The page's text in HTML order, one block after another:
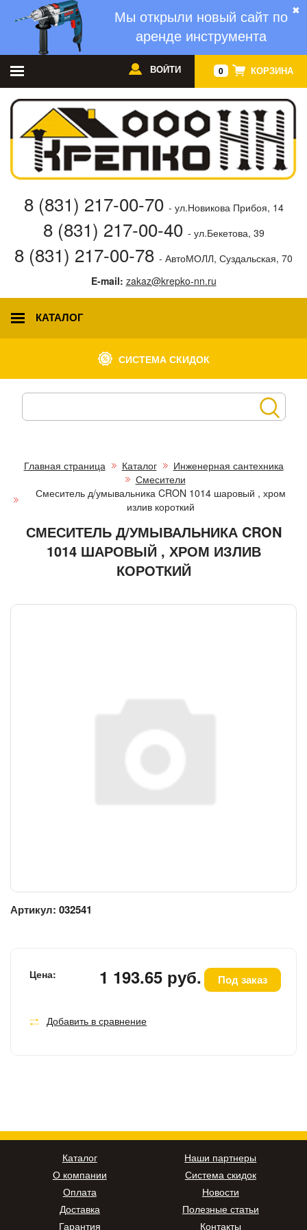
✖
Мы открыли новый сайт по
аренде инструмента
0 КОРЗИНА
ВОЙТИ
8 (831) 217-00-70 - ул.Новикова Прибоя, 14
8 (831) 217-00-40 - ул.Бекетова, 39
8 (831) 217-00-78 - АвтоМОЛЛ, Суздальская, 70
E-mail: zakaz@krepko-nn.ru
КАТАЛОГ
СИСТЕМА СКИДОК
Главная страница Каталог
Инженерная сантехника
Смесители
Смеситель д/умывальника CRON 1014 шаровый , хром
излив короткий
СМЕСИТЕЛЬ Д/УМЫВАЛЬНИКА CRON
1014 ШАРОВЫЙ , ХРОМ ИЗЛИВ
КОРОТКИЙ
Артикул: 032541
Цена: 1 193.65 руб. Под заказ
Добавить в сравнение
Каталог
О компании
Оплата
Доставка
Гарантия
Наши партнеры
Система скидок
Новости
Полезные статьи
Контакты